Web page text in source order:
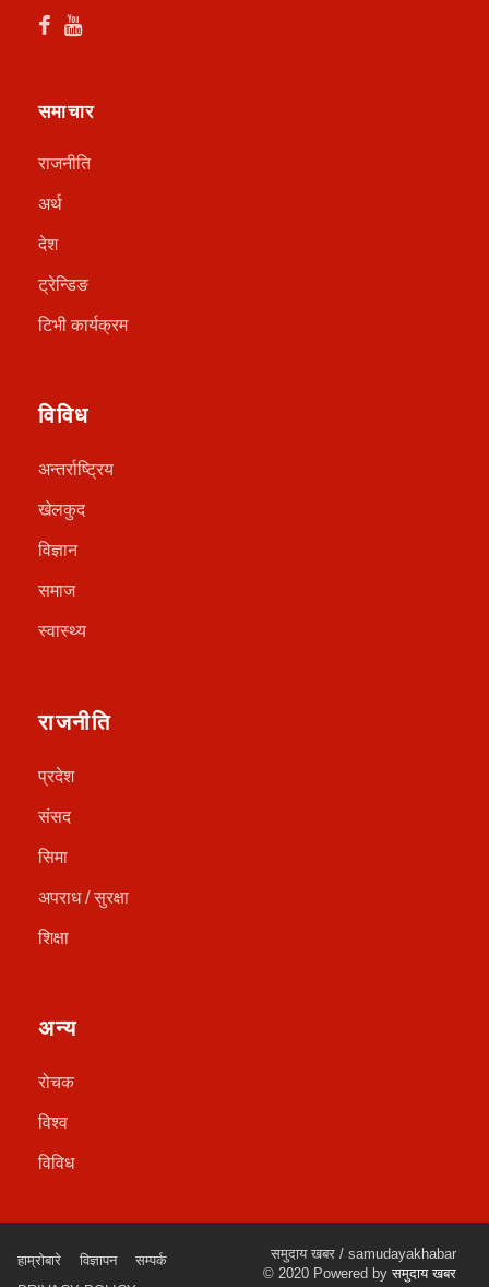
समाचार
राजनीति
अर्थ
देश
ट्रेन्डिङ
टिभी कार्यक्रम
विविध
अन्तर्राष्ट्रिय
खेलकुद
विज्ञान
समाज
स्वास्थ्य
राजनीति
प्रदेश
संसद
सिमा
अपराध / सुरक्षा
शिक्षा
अन्य
रोचक
विश्व
विविध
हाम्रोबारे विज्ञापन
सम्पर्क
समुदाय खबर / samudayakhabar
© 2020 Powered byसमुदाय खबर